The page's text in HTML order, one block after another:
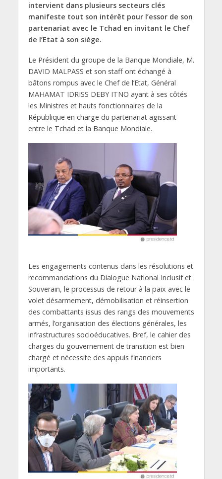
intervient dans plusieurs secteurs clés
manifeste tout son intérêt pour l’essor de son
partenariat avec le Tchad en invitant le Chef
de l’Etat à son siège.
Le Président du groupe de la Banque Mondiale, M.
DAVID MALPASS et son staff ont échangé à
bâtons rompus avec le Chef de l’Etat, Général
MAHAMAT IDRISS DEBY ITNO ayant à ses côtés
les Ministres et hauts fonctionnaires de la
République en charge du partenariat agissant
entre le Tchad et la Banque Mondiale.
Les engagements contenus dans les résolutions et
recommandations du Dialogue National Inclusif et
Souverain, le processus de retour à la paix avec le
volet désarmement, démobilisation et réinsertion
des combattants issus des rangs des mouvements
armés, l’organisation des élections générales, les
infrastructures socioéducatives. Bref, le cahier des
charges du gouvernement de transition est bien
chargé et nécessite des appuis financiers
importants.